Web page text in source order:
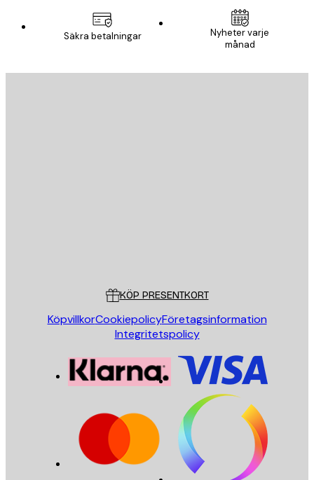
Säkra betalningar
Nyheter varje
månad
KÖP PRESENTKORT
KöpvillkorCookiepolicyFöretagsinformation
Integritetspolicy